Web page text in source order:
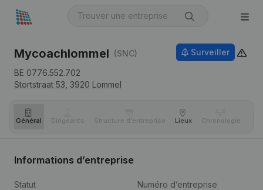
Mycoachlommel (SNC)
BE 0776.552.702
Stortstraat 53, 3920 Lommel
Surveiller
Général Dirigeants Structure d'entreprise Lieux Chronologie
Informations d’entreprise
Statut
Numéro d’entreprise